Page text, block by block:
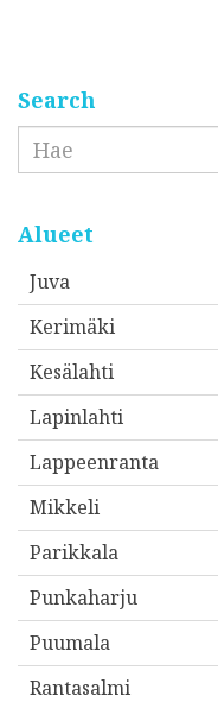
Search
Etsi
Alueet
Juva
Kerimäki
Kesälahti
Lapinlahti
Lappeenranta
Mikkeli
Parikkala
Punkaharju
Puumala
Rantasalmi